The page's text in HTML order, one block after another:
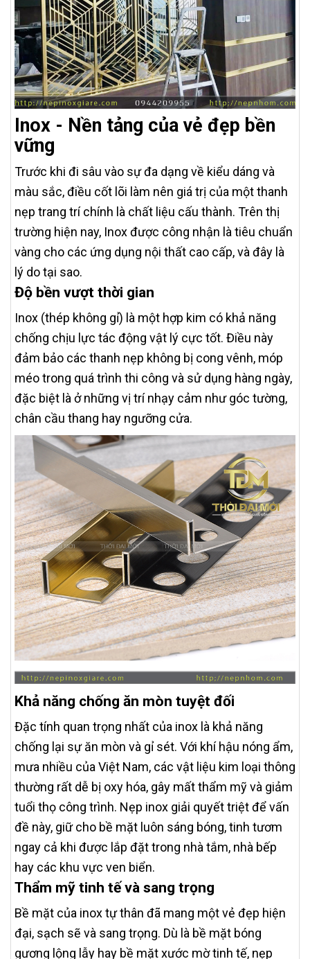
Inox - Nền tảng của vẻ đẹp bền
vững
Trước khi đi sâu vào sự đa dạng về kiểu dáng và
màu sắc, điều cốt lõi làm nên giá trị của một thanh
nẹp trang trí chính là chất liệu cấu thành. Trên thị
trường hiện nay, Inox được công nhận là tiêu chuẩn
vàng cho các ứng dụng nội thất cao cấp, và đây là
lý do tại sao.
Độ bền vượt thời gian
Inox (thép không gỉ) là một hợp kim có khả năng
chống chịu lực tác động vật lý cực tốt. Điều này
đảm bảo các thanh nẹp không bị cong vênh, móp
méo trong quá trình thi công và sử dụng hàng ngày,
đặc biệt là ở những vị trí nhạy cảm như góc tường,
chân cầu thang hay ngưỡng cửa.
Khả năng chống ăn mòn tuyệt đối
Đặc tính quan trọng nhất của inox là khả năng
chống lại sự ăn mòn và gỉ sét. Với khí hậu nóng ẩm,
mưa nhiều của Việt Nam, các vật liệu kim loại thông
thường rất dễ bị oxy hóa, gây mất thẩm mỹ và giảm
tuổi thọ công trình. Nẹp inox giải quyết triệt để vấn
đề này, giữ cho bề mặt luôn sáng bóng, tinh tươm
ngay cả khi được lắp đặt trong nhà tắm, nhà bếp
hay các khu vực ven biển.
Thẩm mỹ tinh tế và sang trọng
Bề mặt của inox tự thân đã mang một vẻ đẹp hiện
đại, sạch sẽ và sang trọng. Dù là bề mặt bóng
gương lộng lẫy hay bề mặt xước mờ tinh tế, nẹp